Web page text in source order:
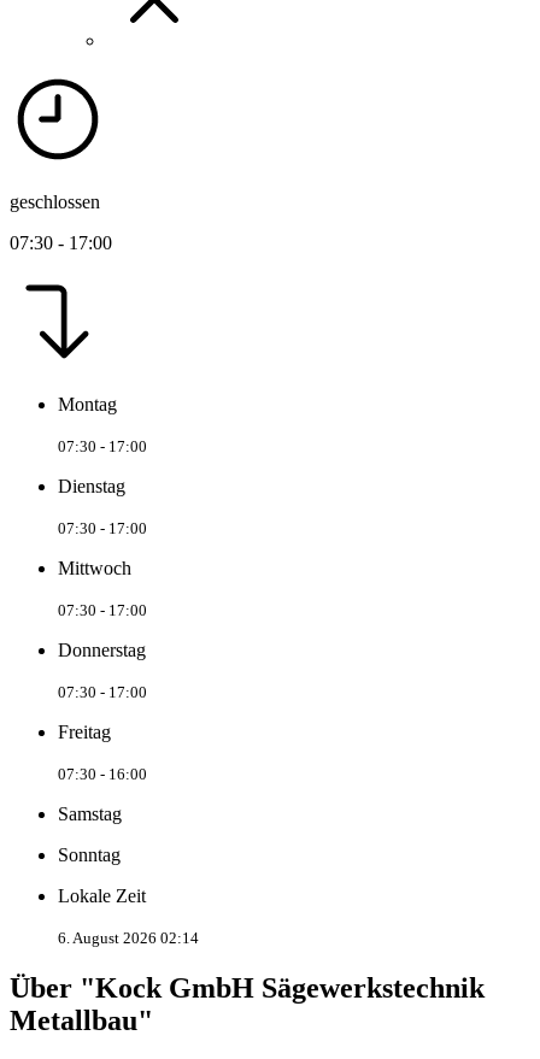
geschlossen
07:30 - 17:00
Montag
07:30 - 17:00
Dienstag
07:30 - 17:00
Mittwoch
07:30 - 17:00
Donnerstag
07:30 - 17:00
Freitag
07:30 - 16:00
Samstag
Sonntag
Lokale Zeit
6. August 2026 02:14
Über "Kock GmbH Sägewerkstechnik
Metallbau"